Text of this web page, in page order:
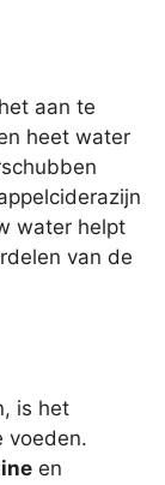
aan te
heet water
water helpt
van de
is het
voeden.
en